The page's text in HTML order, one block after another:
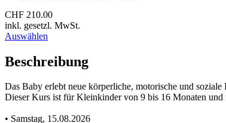
CHF 210.00
inkl. gesetzl. MwSt.
Auswählen
Beschreibung
Das Baby erlebt neue körperliche, motorische und
Dieser Kurs ist für Kleinkinder von 9 bis 16 Monaten und
• Samstag, 15.08.2026